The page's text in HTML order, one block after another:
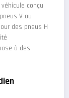
conçu
V ou
des pneus H
à des